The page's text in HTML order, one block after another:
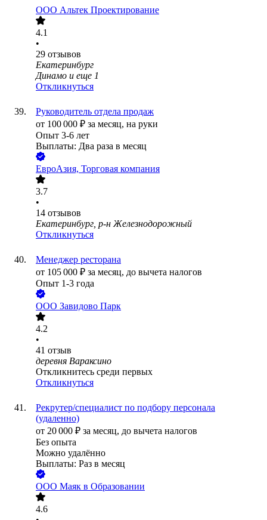
ООО Альтек Проектирование
4.1
•
29 отзывов
Екатеринбург
Динамо и еще 1
Откликнуться
Руководитель отдела продаж
от 100 000 ₽ за месяц, на руки
Опыт 3-6 лет
Выплаты: Два раза в месяц
ЕвроАзия, Торговая компания
3.7
•
14 отзывов
Екатеринбург, р-н Железнодорожный
Откликнуться
Менеджер ресторана
от 105 000 ₽ за месяц, до вычета налогов
Опыт 1-3 года
ООО Завидово Парк
4.2
•
41 отзыв
деревня Вараксино
Откликнитесь среди первых
Откликнуться
Рекрутер/специалист по подбору персонала
(удаленно)
от 20 000 ₽ за месяц, до вычета налогов
Без опыта
Можно удалённо
Выплаты: Раз в месяц
ООО Маяк в Образовании
4.6